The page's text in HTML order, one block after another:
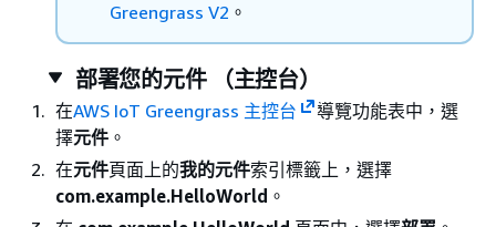
Greengrass V2 。
部署您的元件 （主控台）
在AWS IoT Greengrass 主控台
導覽功能表中，選
擇元件 。
在元件頁面上的我的元件索引標籤上，選擇
com.example.HelloWorld 。